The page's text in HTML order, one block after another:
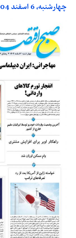
چهارشنبه، 6 اسفند 1404